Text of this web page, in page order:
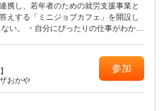
携し、若年者のための就労支援事業と
えする「ミニジョブカフェ」を開設し
おかや
参加